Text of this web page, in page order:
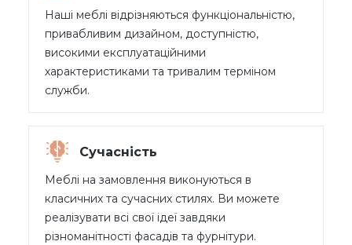
Наші меблі відрізняються функціональністю,
привабливим дизайном, доступністю,
високими експлуатаційними
характеристиками та тривалим терміном
служби.
Сучасність
Меблі на замовлення виконуються в
класичних та сучасних стилях. Ви можете
реалізувати всі свої ідеї завдяки
різноманітності фасадів та фурнітури.